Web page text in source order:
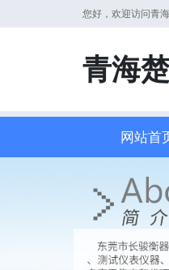
您好，欢迎访问青
青海
网站首